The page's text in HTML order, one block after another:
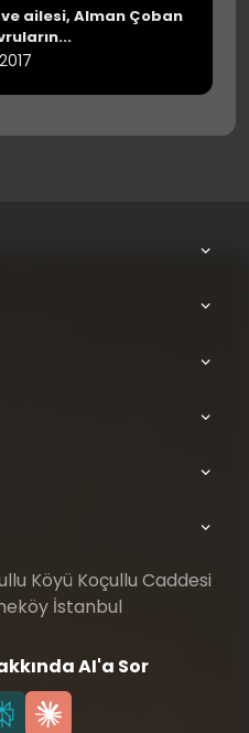
ailesi, Alman Çoban
Köyü Koçullu Caddesi
İstanbul
AI'a Sor